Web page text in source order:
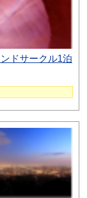
ドサークル1泊